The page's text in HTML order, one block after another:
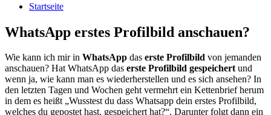
Startseite
WhatsApp erstes Profilbild anschauen?
Wie kann ich mir in WhatsApp das erste Profilbild von jemanden
anschauen? Hat WhatsApp das erste Profilbild gespeichertund
wenn ja, wie kann man es wiederherstellen und es sich ansehen? In
den letzten Tagen und Wochen geht vermehrt ein Kettenbrief herum
in dem es heißt „Wusstest du dass Whatsapp dein erstes Profilbild,
welches du gepostet hast, gespeichert hat?“. Darunter folgt dann ein